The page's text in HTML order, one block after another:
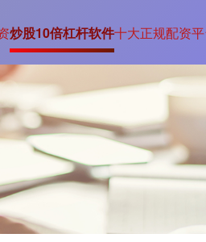
炒股10倍杠杆软件十大正规配资